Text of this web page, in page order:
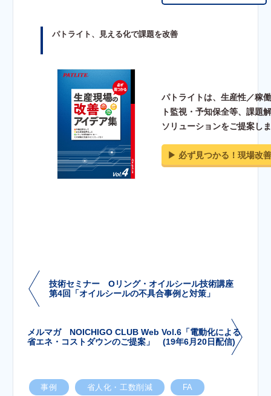
パトライト、見える化で課題を改善
パトライトは、生産性／稼
ト監視・予知保全等、課題
ソリューションをご提案し
▶︎ 必ず見つかる！現場改
技術セミナー Oリング・オイルシール技術講座
第4回「オイルシールの不具合事例と対策」
メルマガ NOICHIGO CLUB Web Vol.6「電動化による
省エネ・コストダウンのご提案」 (19年6月20日配信)
事例 省人化・工数削減 FA